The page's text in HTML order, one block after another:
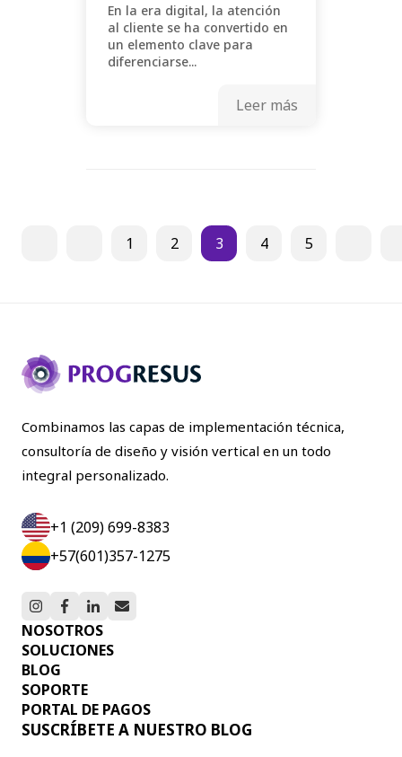
En la era digital, la atención
al cliente se ha convertido en
un elemento clave para
diferenciarse...
Leer más
1 2 3 4 5
Combinamos las capas de implementación técnica,
consultoría de diseño y visión vertical en un todo
integral personalizado.
+1 (209) 699-8383
+57(601)357-1275
NOSOTROS
SOLUCIONES
BLOG
SOPORTE
PORTAL DE PAGOS
SUSCRÍBETE A NUESTRO BLOG